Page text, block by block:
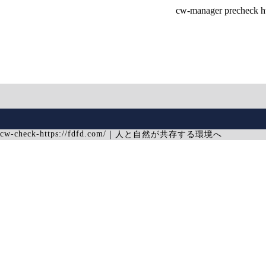
cw-manager precheck
cw-check-https://fdfd.com/ 人と自然が共存する環境へ